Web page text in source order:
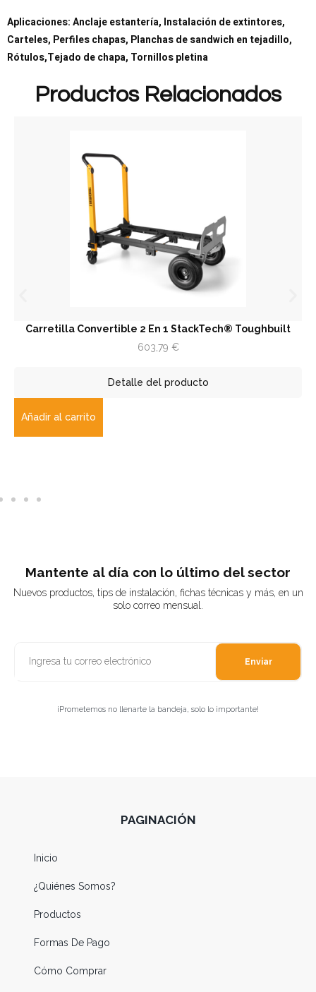
Aplicaciones: Anclaje estantería, Instalación de extintores,
Carteles, Perfiles chapas, Planchas de sandwich en tejadillo,
Rótulos,Tejado de chapa, Tornillos pletina
Productos Relacionados
Convertible 2 En 1 StackTech® Toughbuilt
603,79€
Detalle del producto
al carrito
Mantente al día con lo último del sector
Nuevos productos, tips de instalación, fichas técnicas y más, en un
solo correo mensual.
Enviar
¡Prometemos no llenarte la bandeja, solo lo importante!
PAGINACIÓN
Inicio
¿Quiénes Somos?
Productos
Formas De Pago
Cómo Comprar